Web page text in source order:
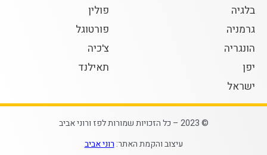
בלגיה
גרמניה
הונגריה
יפן
ישראל
פולין
פורטוגל
צ'כיה
תאילנד
© 2023 – כל הזכויות שמורות לפז ורוני אביב
עיצוב והקמת האתר: רוני אביב